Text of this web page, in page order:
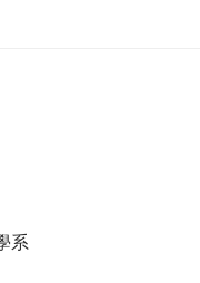
系